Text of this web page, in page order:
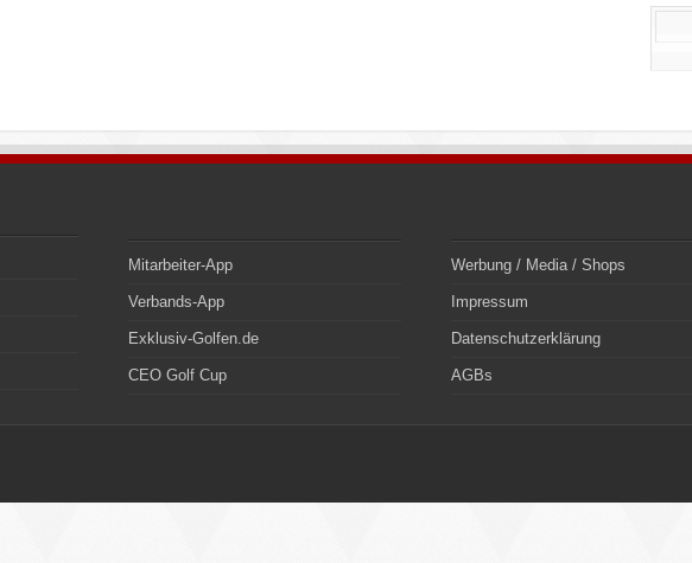
Mitarbeiter-App
Verbands-App
Exklusiv-Golfen.de
CEO Golf Cup
Werbung / Media / Shops
Impressum
Datenschutzerklärung
AGBs